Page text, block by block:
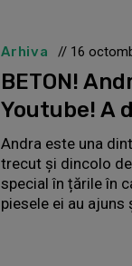
Arhiva // 16
BETON!
Youtube! A
Andra este una
trecut și dincolo
special în țările în
piesele ei au ajuns